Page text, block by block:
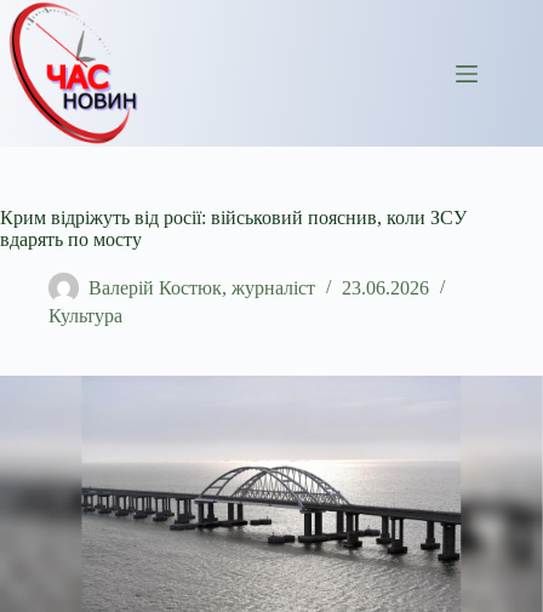
Перейти
до
вмісту
Крим відріжуть від росії: військовий пояснив, коли ЗСУ
вдарять по мосту
Валерій Костюк, журналіст
23.06.2026
Культура